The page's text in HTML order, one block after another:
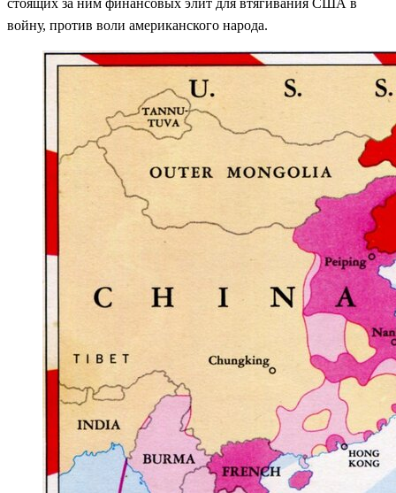
стоящих за ним финансовых элит для втягивания США в
войну, против воли американского народа.